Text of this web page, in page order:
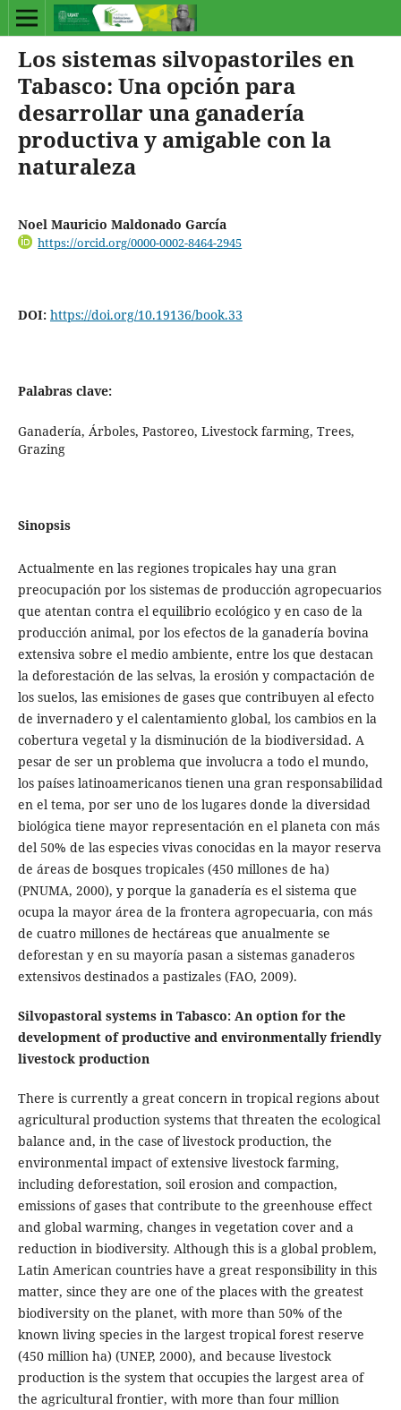
Los sistemas silvopastoriles en
Tabasco: Una opción para
desarrollar una ganadería
productiva y amigable con la
naturaleza
Noel Mauricio Maldonado García
https://orcid.org/0000-0002-8464-2945
DOI: https://doi.org/10.19136/book.33
Palabras clave:
Ganadería, Árboles, Pastoreo, Livestock farming, Trees,
Grazing
Sinopsis
Actualmente en las regiones tropicales hay una gran
preocupación por los sistemas de producción agropecuarios
que atentan contra el equilibrio ecológico y en caso de la
producción animal, por los efectos de la ganadería bovina
extensiva sobre el medio ambiente, entre los que destacan
la deforestación de las selvas, la erosión y compactación de
los suelos, las emisiones de gases que contribuyen al efecto
de invernadero y el calentamiento global, los cambios en la
cobertura vegetal y la disminución de la biodiversidad. A
pesar de ser un problema que involucra a todo el mundo,
los países latinoamericanos tienen una gran responsabilidad
en el tema, por ser uno de los lugares donde la diversidad
biológica tiene mayor representación en el planeta con más
del 50% de las especies vivas conocidas en la mayor reserva
de áreas de bosques tropicales (450 millones de ha)
(PNUMA, 2000), y porque la ganadería es el sistema que
ocupa la mayor área de la frontera agropecuaria, con más
de cuatro millones de hectáreas que anualmente se
deforestan y en su mayoría pasan a sistemas ganaderos
extensivos destinados a pastizales (FAO, 2009).
Silvopastoral systems in Tabasco: An option for the
development of productive and environmentally friendly
livestock production
There is currently a great concern in tropical regions about
agricultural production systems that threaten the ecological
balance and, in the case of livestock production, the
environmental impact of extensive livestock farming,
including deforestation, soil erosion and compaction,
emissions of gases that contribute to the greenhouse effect
and global warming, changes in vegetation cover and a
reduction in biodiversity. Although this is a global problem,
Latin American countries have a great responsibility in this
matter, since they are one of the places with the greatest
biodiversity on the planet, with more than 50% of the
known living species in the largest tropical forest reserve
(450 million ha) (UNEP, 2000), and because livestock
production is the system that occupies the largest area of
the agricultural frontier, with more than four million